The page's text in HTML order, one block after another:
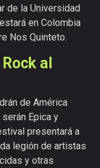
de la Universidad
en Colombia
Nos Quinteto.
al
de América
Epica y
presentará a
legión de artistas
y otras